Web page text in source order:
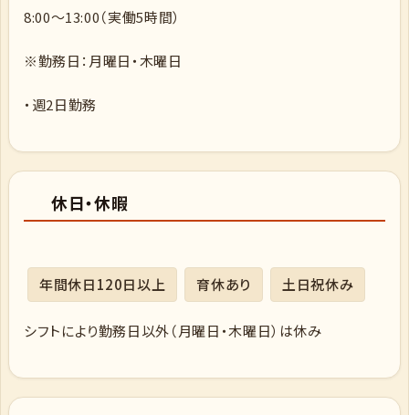
8:00〜13:00（実働5時間）
※勤務日：月曜日・木曜日
・週2日勤務
休日・休暇
年間休日120日以上 育休あり 土日祝休み
シフトにより勤務日以外（月曜日・木曜日）は休み